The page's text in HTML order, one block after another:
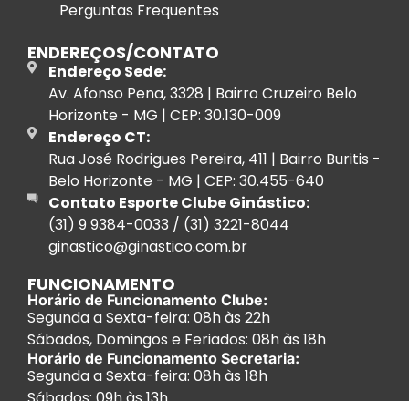
Perguntas Frequentes
ENDEREÇOS/CONTATO
Endereço Sede:
Av. Afonso Pena, 3328 | Bairro Cruzeiro Belo
Horizonte - MG | CEP: 30.130-009
Endereço CT:
Rua José Rodrigues Pereira, 411 | Bairro Buritis -
Belo Horizonte - MG | CEP: 30.455-640
Contato Esporte Clube Ginástico:
(31) 9 9384-0033 / (31) 3221-8044
ginastico@ginastico.com.br
FUNCIONAMENTO
Horário de Funcionamento Clube:
Segunda a Sexta-feira: 08h às 22h
Sábados, Domingos e Feriados: 08h às 18h
Horário de Funcionamento Secretaria:
Segunda a Sexta-feira: 08h às 18h